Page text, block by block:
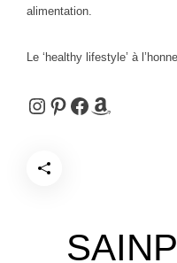
alimentation.
Le ‘healthy lifestyle’ à
Instagram
Pinterest
Facebook
Amazon